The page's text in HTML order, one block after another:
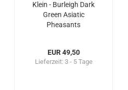
Klein - Burleigh Dark
Green Asiatic
Pheasants
EUR 49,50
Lieferzeit: 3 - 5 Tage